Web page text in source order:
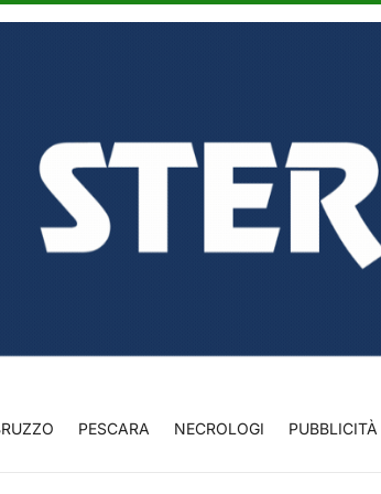
PESCARA NECROLOGI PUBBLICITÀ